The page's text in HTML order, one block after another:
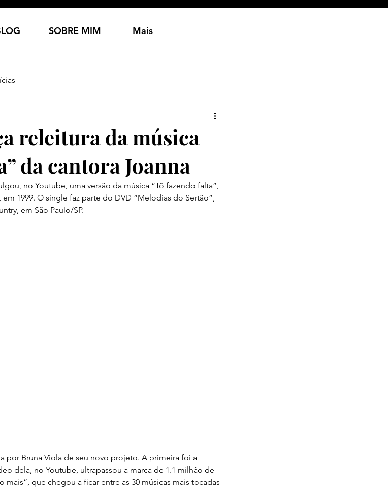
SOBRE MIM Mais
releitura da música
da cantora Joanna
no Youtube, uma versão da música “Tô fazendo falta”,
1999. O single faz parte do DVD “Melodias do Sertão”,
em São Paulo/SP.
por Bruna Viola de seu novo projeto. A primeira foi a
dela, no Youtube, ultrapassou a marca de 1.1 milhão de
mais”, que chegou a ficar entre as 30 músicas mais tocadas